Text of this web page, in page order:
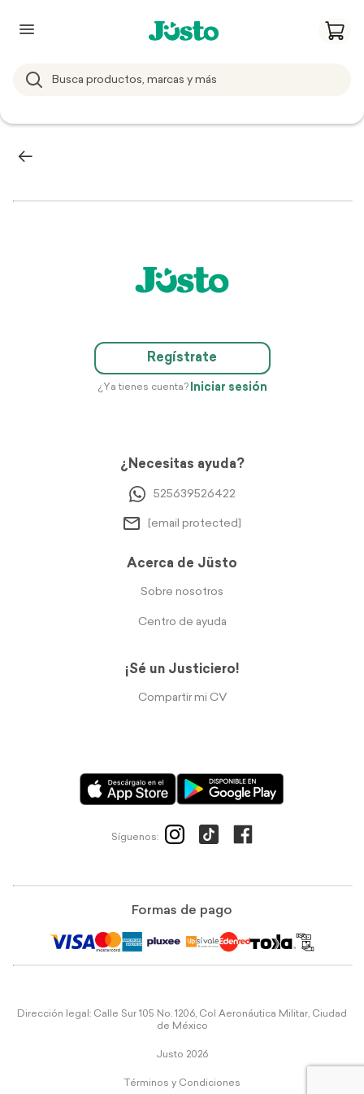
Regístrate
¿Ya tienes cuenta? Iniciar sesión
¿Necesitas ayuda?
525639526422
[email protected]
Acerca de Jüsto
Sobre nosotros
Centro de ayuda
¡Sé un Justiciero!
Compartir mi CV
Síguenos:
Formas de pago
Dirección legal: Calle Sur 105 No. 1206, Col Aeronáutica Militar, Ciudad
de México
Justo 2026
Términos y Condiciones